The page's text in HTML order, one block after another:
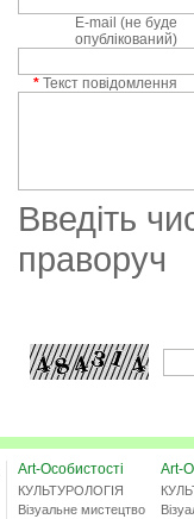
E-mail (не буде
опублікований)
* Текст повідомлення
Введіть
праворуч
Art-Особистості
КУЛЬТУРОЛОГІЯ
Візуальне мистецтво
Art-